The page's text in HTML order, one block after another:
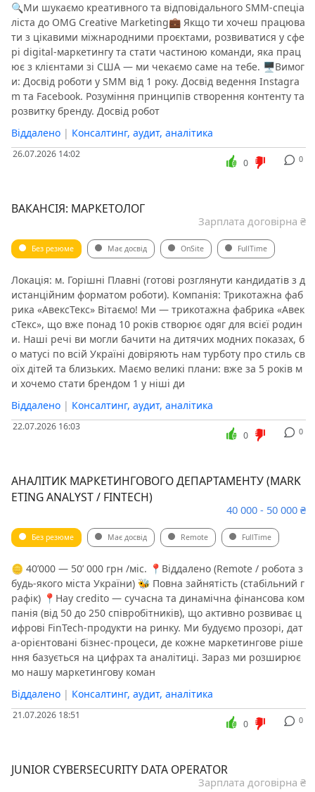
🔍Ми шукаємо креативного та відповідального SMM-спеціа
ліста до OMG Creative Marketing💼 Якщо ти хочеш працюва
ти з цікавими міжнародними проєктами, розвиватися у сфе
рі digital-маркетингу та стати частиною команди, яка прац
ює з клієнтами зі США — ми чекаємо саме на тебе. 🖥Вимог
и: Досвід роботи у SMM від 1 року. Досвід ведення Instagra
m та Facebook. Розуміння принципів створення контенту та
розвитку бренду. Досвід робот
Віддалено | Консалтинг, аудит, аналітика
26.07.2026 14:02 0
0
ВАКАНСІЯ: МАРКЕТОЛОГ
Зарплата договірна ₴
Без резюме Має досвід OnSite FullTime
Локація: м. Горішні Плавні (готові розглянути кандидатів з д
истанційним форматом роботи). Компанія: Трикотажна фаб
рика «АвексТекс» Вітаємо! Ми — трикотажна фабрика «Авек
сТекс», що вже понад 10 років створює одяг для всієї родин
и. Наші речі ви могли бачити на дитячих модних показах, б
о матусі по всій Україні довіряють нам турботу про стиль св
оїх дітей та близьких. Маємо великі плани: вже за 5 років м
и хочемо стати брендом 1 у ніші ди
Віддалено | Консалтинг, аудит, аналітика
22.07.2026 16:03 0
0
АНАЛІТИК МАРКЕТИНГОВОГО ДЕПАРТАМЕНТУ (MARK
ETING ANALYST / FINTECH)
40 000 - 50 000 ₴
Без резюме Має досвід Remote FullTime
🪙 40ʼ000 — 50ʼ 000 грн /міс. 📍Віддалено (Remote / робота з
будь-якого міста України) 🐝 Повна зайнятість (стабільний г
рафік) 📍Hay credito — сучасна та динамічна фінансова ком
панія (від 50 до 250 співробітників), що активно розвиває ц
ифрові FinTech-продукти на ринку. Ми будуємо прозорі, дат
а-орієнтовані бізнес-процеси, де кожне маркетингове ріше
ння базується на цифрах та аналітиці. Зараз ми розширює
мо нашу маркетингову коман
Віддалено | Консалтинг, аудит, аналітика
21.07.2026 18:51 0
0
JUNIOR CYBERSECURITY DATA OPERATOR
Зарплата договірна ₴